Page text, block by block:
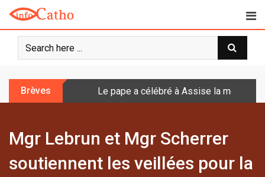
o
Brèves Le pape a célébré à Assise la messe
Mgr Lebrun et Mgr Scherrer
soutiennent les veillées pour la